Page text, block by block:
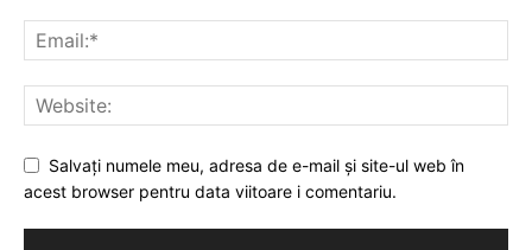
Salvați numele meu, adresa de e-mail și site-ul web în
acest browser pentru data viitoare i comentariu.